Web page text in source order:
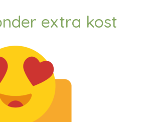
extra kost